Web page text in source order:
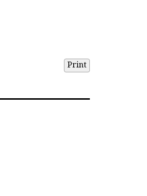
Print